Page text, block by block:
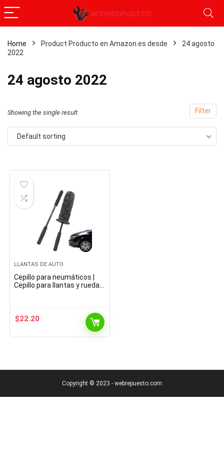
Home Product Producto en Amazon.es desde
24 agosto
2022
24 agosto 2022
Filter
Showing the single result
Default sorting
LLANTAS DE AUTO
Cepillo para neumáticos |
Cepillo para llantas y ruedas
neumáticos…
$22.20
Copyright © 2023 - webrepuesto.com